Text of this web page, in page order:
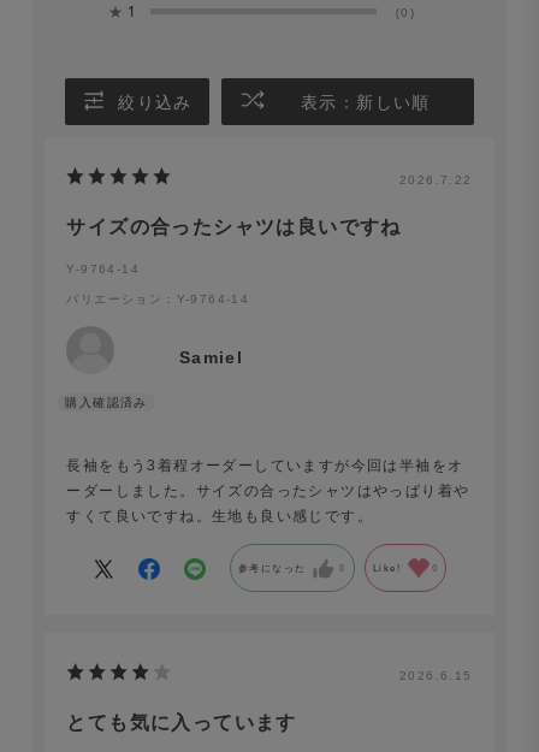
★ 1 (0)
絞り込み 表示：新しい順
2026.7.22
サイズの合ったシャツは良いですね
Y-9764-14
バリエーション：Y-9764-14
Samiel
長袖をもう3着程オーダーしていますが今回は半袖をオ
ーダーしました。サイズの合ったシャツはやっぱり着や
すくて良いですね。生地も良い感じです。
参考になった 0 Like! 0
2026.6.15
とても気に入っています